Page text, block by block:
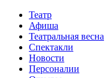
Театр
Афиша
Театральная весна
Спектакли
Новости
Персоналии